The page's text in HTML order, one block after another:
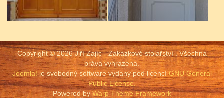
Copyright © 2026 Jiří Zajíc - Zakázkové stolařství . Všechna
práva vyhrazena.
Joomla!je svobodný software vydaný pod licencíGNU General
Public License.
Powered byWarp Theme Framework